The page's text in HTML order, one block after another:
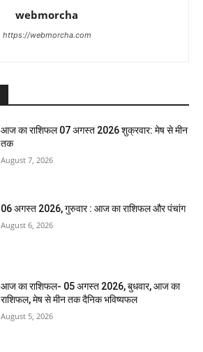
webmorcha
https://webmorcha.com
आज का राशिफल 07 अगस्त 2026 शुक्रवार: मेष से मीन
तक
August 7, 2026
06 अगस्त 2026, गुरुवार : आज का राशिफल और पंचांग
August 6, 2026
आज का राशिफल- 05 अगस्त 2026, बुधवार, आज का
राशिफल, मेष से मीन तक दैनिक भविष्यफल
August 5, 2026